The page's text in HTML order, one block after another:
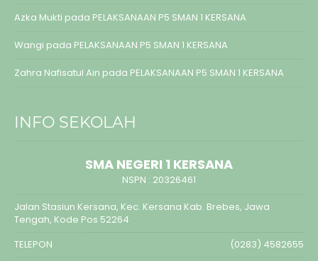
Azka Mukti pada PELAKSANAAN P5 SMAN 1 KERSANA
Wangi pada PELAKSANAAN P5 SMAN 1 KERSANA
Zahra Nafisatul Ain pada PELAKSANAAN P5 SMAN 1 KERSANA
INFO SEKOLAH
SMA NEGERI 1 KERSANA
NSPN : 20326461
Jalan Stasiun Kersana, Kec. Kersana Kab. Brebes, Jawa
Tengah, Kode Pos 52264
TELEPON
(0283) 4582655